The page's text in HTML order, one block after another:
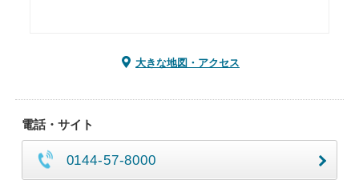
大きな地図・アクセス
電話・サイト
0144-57-8000